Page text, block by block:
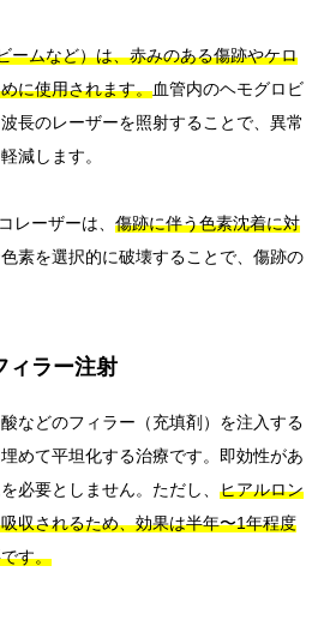
ームなど）は、赤みのある傷跡やケロ
に使用されます。血管内のヘモグロビ
長のレーザーを照射することで、異常
減します。
レーザーは、 傷跡に伴う色素沈着に対
色素を選択的に破壊することで、傷跡の
ィラー注射
などのフィラー（充填剤）を注入する
めて平坦化する治療です。即効性があ
必要としません。ただし、 ヒアルロン
収されるため、効果は半年〜1年程度
す。